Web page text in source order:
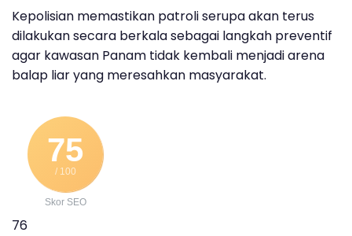
Kepolisian memastikan patroli serupa akan terus
dilakukan secara berkala sebagai langkah preventif
agar kawasan Panam tidak kembali menjadi arena
balap liar yang meresahkan masyarakat.
75
/ 100
Skor SEO
76